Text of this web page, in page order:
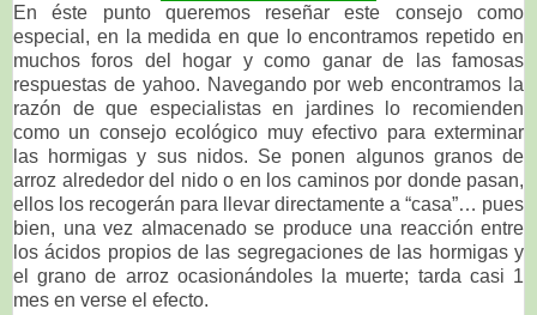
En éste punto queremos reseñar este consejo como
especial, en la medida en que lo encontramos repetido en
muchos foros del hogar y como ganar de las famosas
respuestas de yahoo. Navegando por web encontramos la
razón de que especialistas en jardines lo recomienden
como un consejo ecológico muy efectivo para exterminar
las hormigas y sus nidos. Se ponen algunos granos de
arroz alrededor del nido o en los caminos por donde pasan,
ellos los recogerán para llevar directamente a “casa”… pues
bien, una vez almacenado se produce una reacción entre
los ácidos propios de las segregaciones de las hormigas y
el grano de arroz ocasionándoles la muerte; tarda casi 1
mes en verse el efecto.